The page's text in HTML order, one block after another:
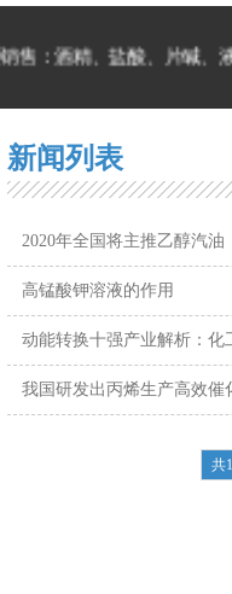
：酒精、盐酸、片碱、
新闻列表
2020年全国将主推乙醇汽油
高锰酸钾溶液的作用
动能转换十强产业解析：化
我国研发出丙烯生产高效催
共